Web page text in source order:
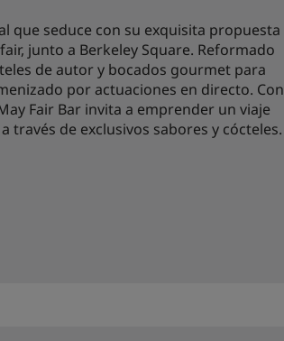
que seduce con su exquisita propuesta
junto a Berkeley Square. Reformado
de autor y bocados gourmet para
por actuaciones en directo. Con
Fair Bar invita a emprender un viaje
de exclusivos sabores y cócteles.